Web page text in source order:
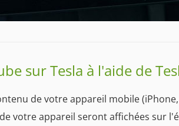
sur Tesla à l'aide de
de votre appareil mobile
votre appareil seront affichées sur